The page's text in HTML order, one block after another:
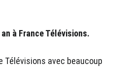
à France Télévisions.
Télévisions avec beaucoup